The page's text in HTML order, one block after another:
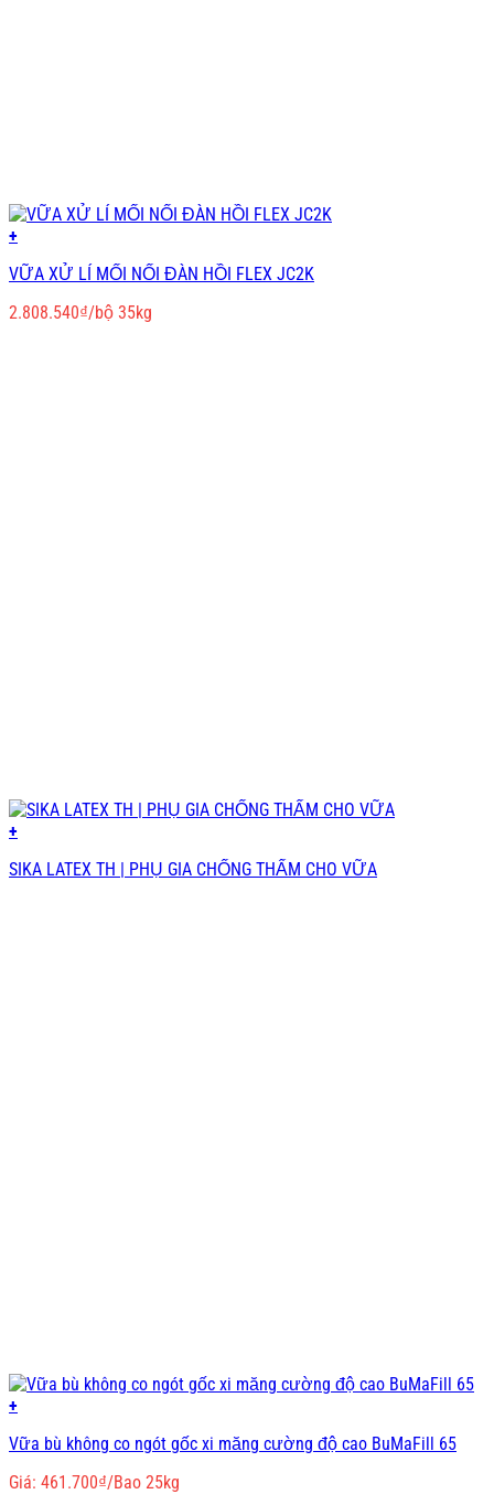
+
VỮA XỬ LÍ MỐI NỐI ĐÀN HỒI FLEX JC2K
2.808.540₫/bộ 35kg
+
SIKA LATEX TH | PHỤ GIA CHỐNG THẤM CHO VỮA
+
Vữa bù không co ngót gốc xi măng cường độ cao BuMaFill 65
Giá: 461.700₫/Bao 25kg